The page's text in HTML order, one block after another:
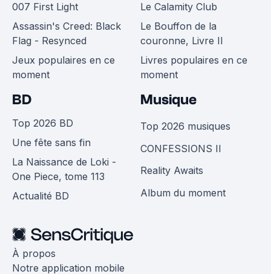
007 First Light
Assassin's Creed: Black
Flag - Resynced
Jeux populaires en ce
moment
Le Calamity Club
Le Bouffon de la
couronne, Livre II
Livres populaires en ce
moment
BD
Top 2026 BD
Une fête sans fin
La Naissance de Loki -
One Piece, tome 113
Actualité BD
Musique
Top 2026 musiques
CONFESSIONS II
Reality Awaits
Album du moment
À propos
Notre application mobile